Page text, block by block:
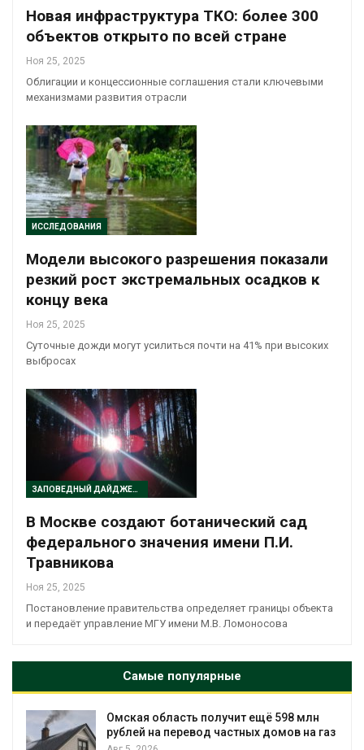
Новая инфраструктура ТКО: более 300
объектов открыто по всей стране
Ноя 25, 2025
Облигации и концессионные соглашения стали ключевыми
механизмами развития отрасли
ИССЛЕДОВАНИЯ
Модели высокого разрешения показали
резкий рост экстремальных осадков к
концу века
Ноя 25, 2025
Суточные дожди могут усилиться почти на 41% при высоких
выбросах
ЗАПОВЕДНЫЙ ДАЙДЖЕСТ
В Москве создают ботанический сад
федерального значения имени П.И.
Травникова
Ноя 25, 2025
Постановление правительства определяет границы объекта
и передаёт управление МГУ имени М.В. Ломоносова
Самые популярные
Омская область получит ещё 598 млн
рублей на перевод частных домов на газ